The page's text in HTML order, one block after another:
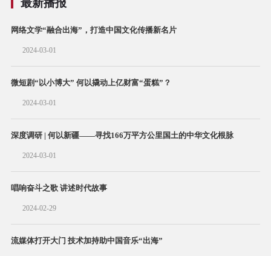
最新播报
网络文学“融合出海”，打造中国文化传播新名片
2024-03-01
微短剧“以小博大” 何以撬动上亿财富“蛋糕”？
2024-03-01
深度调研 | 何以新疆——寻找166万平方公里国土的中华文化根脉
2024-03-01
唱响奋斗之歌 讲述时代故事
2024-02-29
流媒体打开大门 技术加持助中国音乐“出海”